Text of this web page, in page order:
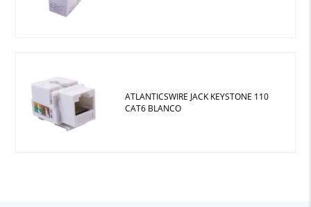
ATLANTICSWIRE JACK KEYSTONE 110
CAT6 BLANCO